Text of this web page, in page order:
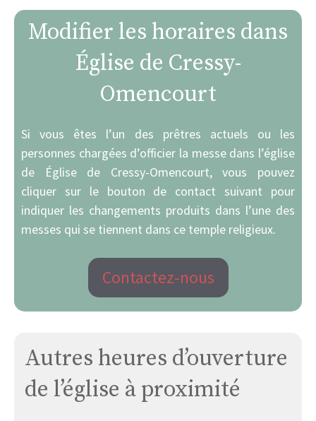
Modifier les horaires dans
Église de Cressy-
Omencourt
Si vous êtes l’un des prêtres actuels ou les
personnes chargées d’officier la messe dans l’église
de Église de Cressy-Omencourt, vous pouvez
cliquer sur le bouton de contact suivant pour
indiquer les changements produits dans l’une des
messes qui se tiennent dans ce temple religieux.
Contactez-nous
Autres heures d’ouverture
de l’église à proximité